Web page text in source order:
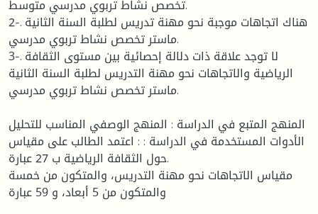
تخصص نشاط تربوي مدرسي متوسط.
2-. هناك اتجاهات موجبة نحو مهنة تدريس لطلبة السنة الثانية
ماستر تخصص نشاط تربوي مدرسي.
3-. لا توجد علاقة ذات دلالة إحصائية بين مستوى الثقافة
الرياضية والاتجاهات نحو مهنة التدريس لطلبة السنة الثانية
ماستر تخصص نشاط تربوي مدرسي.
المنهج المتبع في الدراسة : المنهج الوصفي المناسب للتحليل
الأدوات المستخدمة في الدراسة : : اعتمد الطالب على مقياس
حول الثقافة الرياضية ب 27 عبارة.
مقياس الاتجاهات نحو مهنة التدريس، والمتكون من خمسة
والمتكون من 5 أبعاد، و 59 عبارة